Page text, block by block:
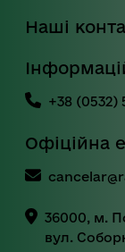
Наші
+38 (0532)
Офіційна
36000, м.
вул.